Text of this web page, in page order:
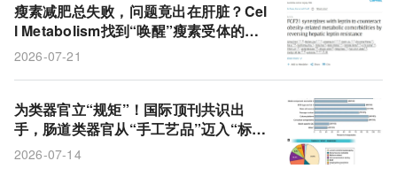
瘦素减肥总失败，问题竟出在肝脏？Cel
l Metabolism找到“唤醒”瘦素受体的关
键开关
2026-07-21
为类器官立“规矩”！国际顶刊共识出
手，肠道类器官从“手工艺品”迈入“标准
化工业化”时代
2026-07-14